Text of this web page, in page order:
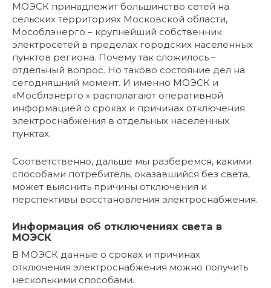
МОЭСК принадлежит большинство сетей на
сельских территориях Московской области,
Мособлэнерго – крупнейший собственник
электросетей в пределах городских населенных
пунктов региона. Почему так сложилось –
отдельный вопрос. Но таково состояние дел на
сегодняшний момент. И именно МОЭСК и
«Мосблэнерго » располагают оперативной
информацией о сроках и причинах отключения
электроснабжения в отдельных населенных
пунктах.
Соответственно, дальше мы разберемся, какими
способами потребитель, оказавшийся без света,
может выяснить причины отключения и
перспективы восстановления электроснабжения.
Информация об отключениях света в
МОЭСК
В МОЭСК данные о сроках и причинах
отключения электроснабжения можно получить
несколькими способами.